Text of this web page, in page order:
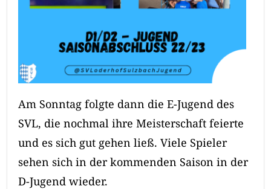
Am Sonntag folgte dann die E-Jugend des
SVL, die nochmal ihre Meisterschaft feierte
und es sich gut gehen ließ. Viele Spieler
sehen sich in der kommenden Saison in der
D-Jugend wieder.